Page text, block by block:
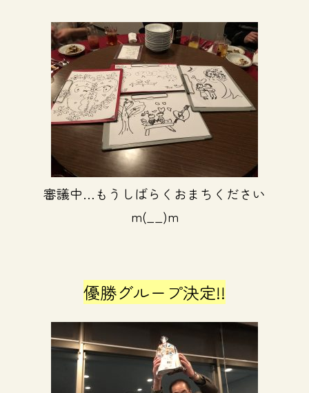
審議中…もうしばらくおまちください
m(__)m
優勝グループ決定!!